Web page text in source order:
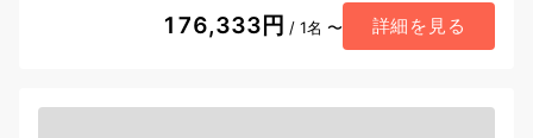
176,333円 / 1名 〜 詳細を見る